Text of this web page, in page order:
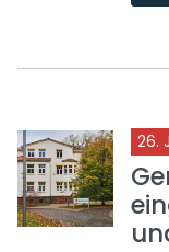
26.